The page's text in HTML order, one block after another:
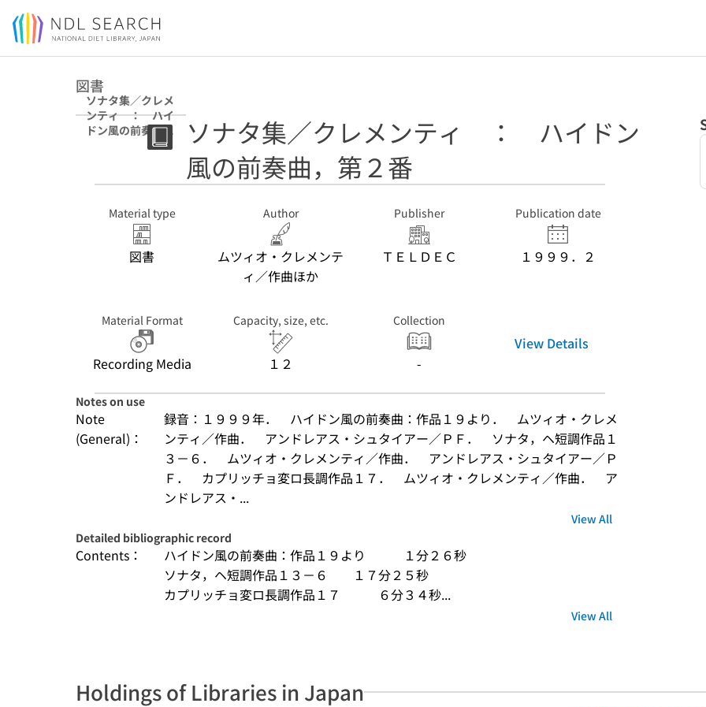
Jump to main content
図書
ソナタ集／クレメ
ンティ ： ハイ
ドン風の前奏曲，
ソナタ集／クレメンティ ： ハイドン
風の前奏曲，第２番
Material type
図書
Author
ムツィオ・クレメンテ
ィ／作曲ほか
Publisher
ＴＥＬＤＥＣ
Publication date
１９９９．２
Material Format
Recording Media
Capacity, size, etc.
１２
Collection
-
View Details
Notes on use
Note
(General)：
録音：１９９９年．　ハイドン風の前奏曲：作品１９より．　ムツィオ・クレメ
ンティ／作曲．　アンドレアス・シュタイアー／ＰＦ．　ソナタ，ヘ短調作品１
３－６．　ムツィオ・クレメンティ／作曲．　アンドレアス・シュタイアー／Ｐ
Ｆ．　カプリッチョ変ロ長調作品１７．　ムツィオ・クレメンティ／作曲．　ア
ンドレアス・...
View All
Detailed bibliographic record
Contents：
ハイドン風の前奏曲：作品１９より　　　１分２６秒
ソナタ，ヘ短調作品１３－６　　１７分２５秒
カプリッチョ変ロ長調作品１７　　　６分３４秒...
View All
Holdings of Libraries in Japan